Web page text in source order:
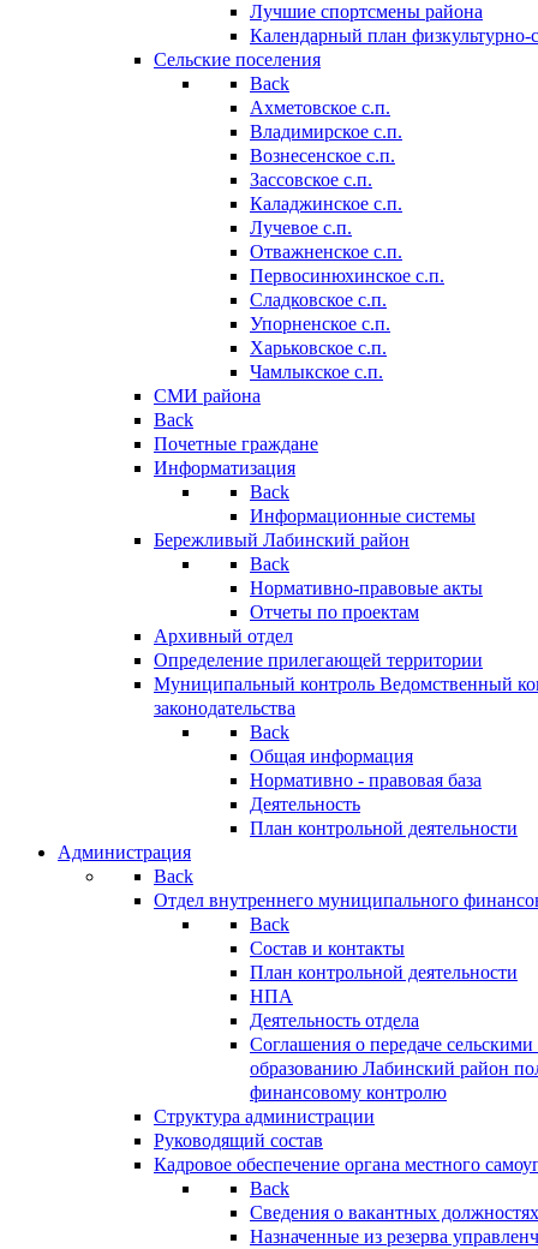
Лучшие спортсмены района
Календарный план
Сельские поселения
Back
Ахметовское с.п.
Владимирское с.п.
Вознесенское с.п.
Зассовское с.п.
Каладжинское с.п.
Лучевое с.п.
Отважненское с.п.
Первосинюхинское с.п.
Сладковское с.п.
Упорненское с.п.
Харьковское с.п.
Чамлыкское с.п.
СМИ района
Back
Почетные граждане
Информатизация
Back
Информационные системы
Бережливый Лабинский район
Back
Нормативно-правовые акты
Отчеты по проектам
Архивный отдел
Определение прилегающей территории
Муниципальный контроль Ведомственный
законодательства
Back
Общая информация
Нормативно - правовая база
Деятельность
План контрольной деятельности
Администрация
Back
Отдел внутреннего муниципального
Back
Состав и контакты
План контрольной деятельности
НПА
Деятельность отдела
Соглашения о передаче
образованию Лабинский район
финансовому контролю
Структура администрации
Руководящий состав
Кадровое обеспечение органа местного
Back
Сведения о вакантных
Назначенные из резерва